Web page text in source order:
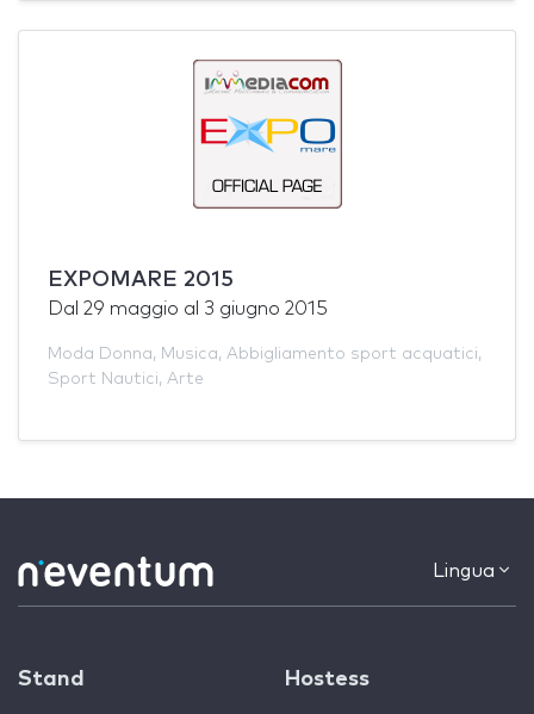
EXPOMARE 2015
Dal 29 maggio al 3 giugno 2015
Moda Donna, Musica, Abbigliamento sport acquatici,
Sport Nautici, Arte
Lingua
Stand Hostess